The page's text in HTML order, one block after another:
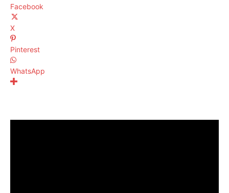
Facebook
X
Pinterest
WhatsApp